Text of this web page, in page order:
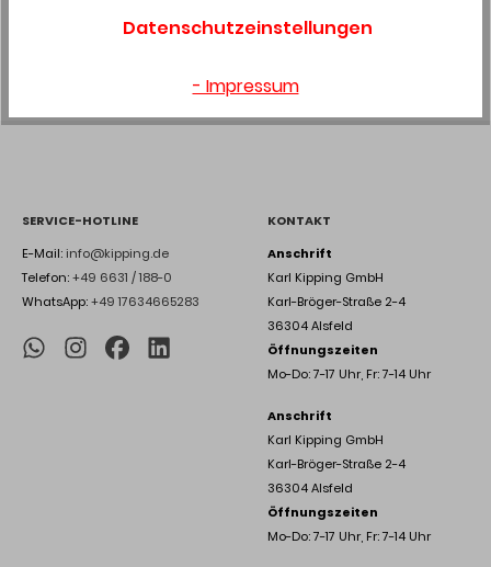
SERVICE-HOTLINE
E-Mail:info@kipping.de
Telefon:+49 6631 / 188-0
WhatsApp:+49 17634665283
KONTAKT
Anschrift
Karl Kipping GmbH
Karl-Bröger-Straße 2-4
36304 Alsfeld
Öffnungszeiten
Mo-Do: 7-17 Uhr, Fr: 7-14 Uhr
Anschrift
Karl Kipping GmbH
Karl-Bröger-Straße 2-4
36304 Alsfeld
Öffnungszeiten
Mo-Do: 7-17 Uhr, Fr: 7-14 Uhr
Datenschutzeinstellungen
- Impressum